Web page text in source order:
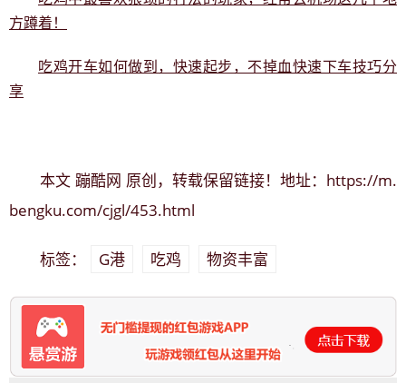
方蹲着！
吃鸡开车如何做到，快速起步，不掉血快速下车技巧分
享
本文 蹦酷网 原创，转载保留链接！地址： https://m.
bengku.com/cjgl/453.html
标签： G港 吃鸡 物资丰富